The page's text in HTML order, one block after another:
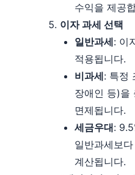
수익을 제공
이자 과세 선택
일반과세: 이
적용됩니다.
비과세: 특정
장애인 등)을
면제됩니다.
세금우대:
일반과세보
계산됩니다.